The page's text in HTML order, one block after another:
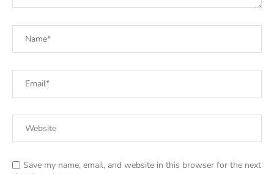
Save my name, email, and website in this browser for the next